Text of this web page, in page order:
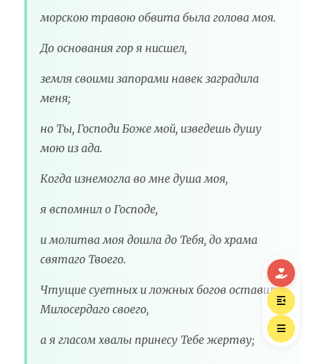
морскою травою обвита была голова моя.
До основания гор я нисшел,
земля своими запорами навек заградила
меня;
но Ты, Господи Боже мой, изведешь душу
мою из ада.
Когда изнемогла во мне душа моя,
я вспомнил о Господе,
и молитва моя дошла до Тебя, до храма
святаго Твоего.
Чтущие суетных и ложных богов оставили
Милосердаго своего,
а я гласом хвалы принесу Тебе жертву;